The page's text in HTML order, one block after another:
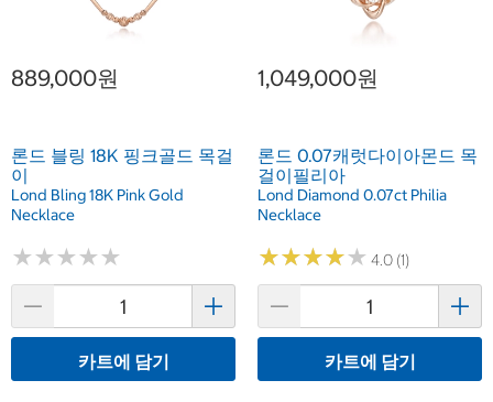
889,000원
론드 블링 18K 핑크골드 목걸
이
Lond Bling 18K Pink Gold
Necklace
★★★★★
★★★★★
카트에 담기
1,049,000원
론드 0.07캐럿다이아몬드 목
걸이필리아
Lond Diamond 0.07ct Philia
Necklace
★★★★★
★★★★★ 4.0 (1)
카트에 담기